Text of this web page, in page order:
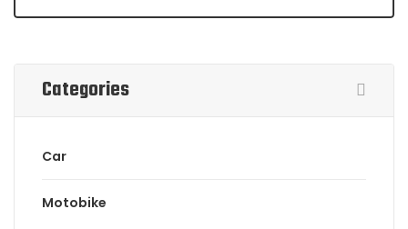
Categories
Car
Motobike